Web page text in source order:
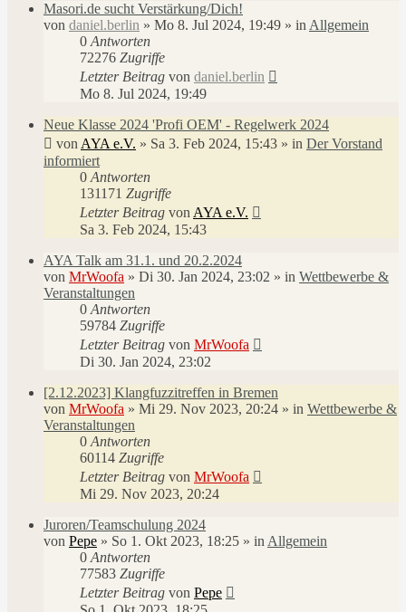
Masori.de sucht Verstärkung/Dich!
von daniel.berlin » Mo 8. Jul 2024, 19:49 » in Allgemein
0 Antworten
72276 Zugriffe
Letzter Beitrag von daniel.berlin
Mo 8. Jul 2024, 19:49
Neue Klasse 2024 'Profi OEM' - Regelwerk 2024
von AYA e.V. » Sa 3. Feb 2024, 15:43 » in Der Vorstand
informiert
0 Antworten
131171 Zugriffe
Letzter Beitrag von AYA e.V.
Sa 3. Feb 2024, 15:43
AYA Talk am 31.1. und 20.2.2024
von MrWoofa » Di 30. Jan 2024, 23:02 » in Wettbewerbe &
Veranstaltungen
0 Antworten
59784 Zugriffe
Letzter Beitrag von MrWoofa
Di 30. Jan 2024, 23:02
[2.12.2023] Klangfuzzitreffen in Bremen
von MrWoofa » Mi 29. Nov 2023, 20:24 » in Wettbewerbe &
Veranstaltungen
0 Antworten
60114 Zugriffe
Letzter Beitrag von MrWoofa
Mi 29. Nov 2023, 20:24
Juroren/Teamschulung 2024
von Pepe » So 1. Okt 2023, 18:25 » in Allgemein
0 Antworten
77583 Zugriffe
Letzter Beitrag von Pepe